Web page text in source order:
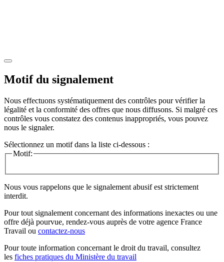
Motif du signalement
Nous effectuons systématiquement des contrôles pour vérifier la
légalité et la conformité des offres que nous diffusons. Si malgré ces
contrôles vous constatez des contenus inappropriés, vous pouvez
nous le signaler.
Sélectionnez un motif dans la liste ci-dessous :
Motif:
Nous vous rappelons que le signalement abusif est strictement
interdit.
Pour tout signalement concernant des informations inexactes ou une
offre déjà pourvue, rendez-vous auprès de votre agence France
Travail ou contactez-nous
Pour toute information concernant le droit du travail, consultez
les fiches pratiques du Ministère du travail